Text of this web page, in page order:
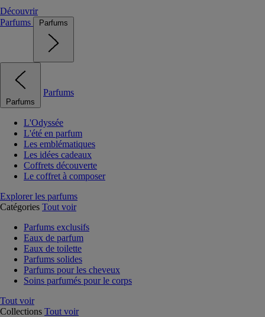
Découvrir
Parfums
Parfums
Parfums
Parfums
L'Odyssée
L'été en parfum
Les emblématiques
Les idées cadeaux
Coffrets découverte
Le coffret à composer
Explorer les parfums
Catégories Tout voir
Parfums exclusifs
Eaux de parfum
Eaux de toilette
Parfums solides
Parfums pour les cheveux
Soins parfumés pour le corps
Tout voir
Collections Tout voir